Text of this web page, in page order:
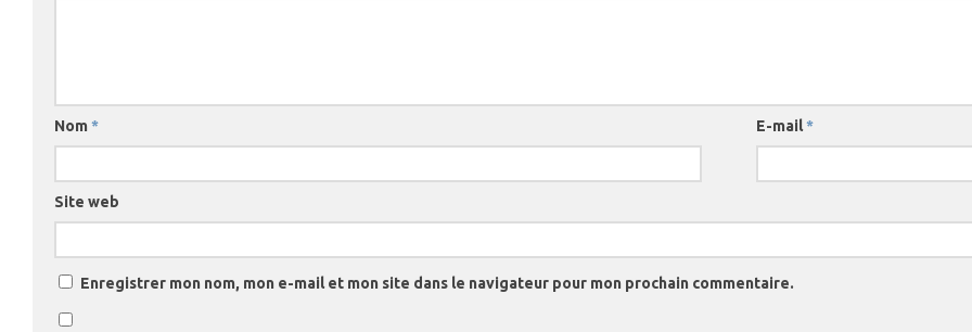
Nom * E-mail*
Site web
Enregistrer mon nom, mon e-mail et mon site dans le navigateur pour mon prochain commentaire.